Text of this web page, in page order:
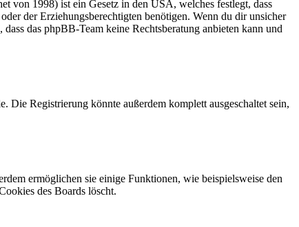
von 1998) ist ein Gesetz in den USA, welches festlegt, dass
der Erziehungsberechtigten benötigen. Wenn du dir unsicher
das phpBB-Team keine Rechtsberatung anbieten kann und
Die Registrierung könnte außerdem komplett ausgeschaltet sein,
ermöglichen sie einige Funktionen, wie beispielsweise den
des Boards löscht.